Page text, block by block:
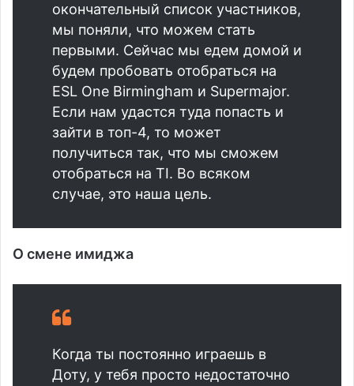
окончательный список участников,
мы поняли, что можем стать
первыми. Сейчас мы едем домой и
будем пробовать отобраться на
ESL One Birmingham и Supermajor.
Если нам удастся туда попасть и
зайти в топ-4, то может
получиться так, что мы сможем
отобраться на TI. Во всяком
случае, это наша цель.
О смене имиджа
Когда ты постоянно играешь в
Доту, у тебя просто недостаточно